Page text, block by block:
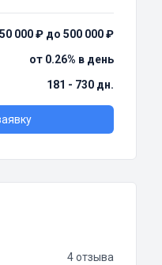
000 ₽ до 500 000 ₽
от 0.26% в день
181 - 730 дн.
4 отзыва